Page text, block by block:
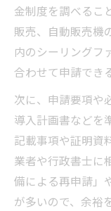
金制度を調べるこ
販売、自動販売機
内のシーリングフ
合わせて申請でき
次に、申請要項や
導入計画書などを
記載事項や証明資
業者や行政書士に
備による再申請」
が多いので、余裕